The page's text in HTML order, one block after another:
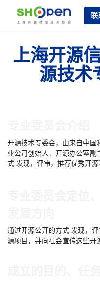
联
上海开源
源技术
开源技术专委会，由来自中国
业公司创始人，开源办公室
式 发现，评审，推荐优秀开源
通过开源公开的方式 发现，
源项目，并向社会宣传这些开